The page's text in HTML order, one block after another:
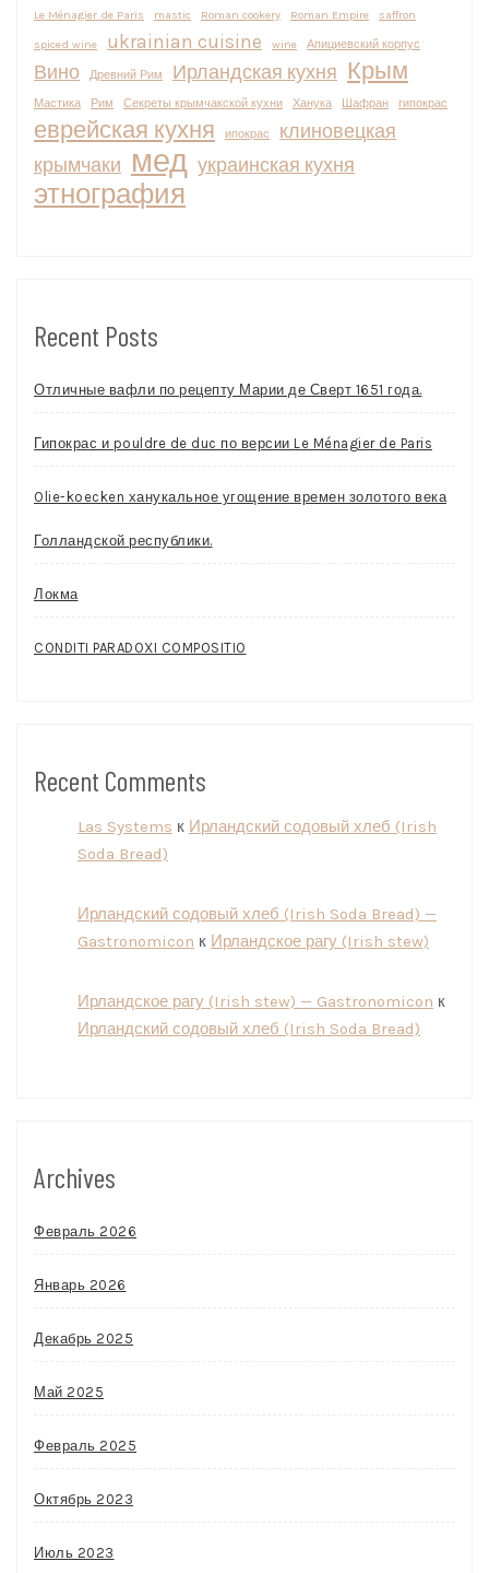
Le Ménagier de Paris mastic Roman cookery Roman Empire saffron
spiced wine ukrainian cuisine wine Апициевский корпус
Вино Древний Рим Ирландская кухня Крым
Мастика Рим Секреты крымчакской кухни Ханука Шафран гипокрас
еврейская кухня ипокрас
клиновецкая
крымчаки мед украинская кухня
этнография
Recent Posts
Отличные вафли по рецепту Марии де Сверт 1651 года.
Гипокрас и pouldre de duc по версии Le Ménagier de Paris
Olie-koecken ханукальное угощение времен золотого века
Голландской республики.
Локма
CONDITI PARADOXI COMPOSITIO
Recent Comments
Las Systems к Ирландский содовый хлеб (Irish
Soda Bread)
Ирландский содовый хлеб (Irish Soda Bread) —
Gastronomicon к Ирландское рагу (Irish stew)
Ирландское рагу (Irish stew) — Gastronomicon к
Ирландский содовый хлеб (Irish Soda Bread)
Archives
Февраль 2026
Январь 2026
Декабрь 2025
Май 2025
Февраль 2025
Октябрь 2023
Июль 2023